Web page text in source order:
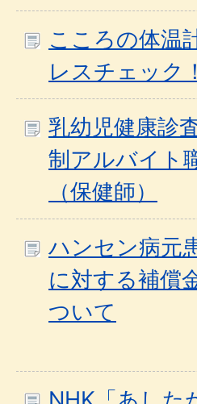
こころの体温
レスチェック！
乳幼児健康診
制アルバイト
（保健師）
ハンセン病元
に対する補償
ついて